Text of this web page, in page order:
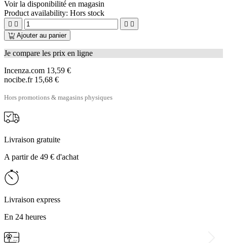
Voir la disponibilité en magasin
Product availability: Hors stock
   
Ajouter au panier
Je compare les prix en ligne
Incenza.com 13,59 €
nocibe.fr 15,68 €
Hors promotions & magasins physiques
Livraison gratuite
A partir de 49 € d'achat
Livraison express
En 24 heures